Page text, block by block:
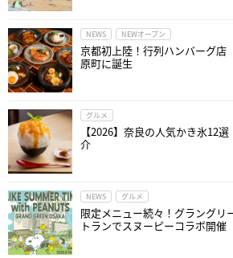
NEWS NEWオープン
京都初上陸！行列ハンバーグ店
原町に誕生
グルメ
【2026】奈良の人気かき氷12
介
NEWS グルメ
限定メニュー続々！グラングリ
トランでスヌーピーコラボ開催